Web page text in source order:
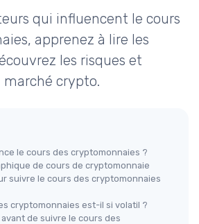
qui influencent le cours
apprenez à lire les
les risques et
crypto.
le cours des cryptomonnaies ?
de cours de cryptomonnaie
suivre le cours des cryptomonnaies
cryptomonnaies est-il si volatil ?
de suivre le cours des